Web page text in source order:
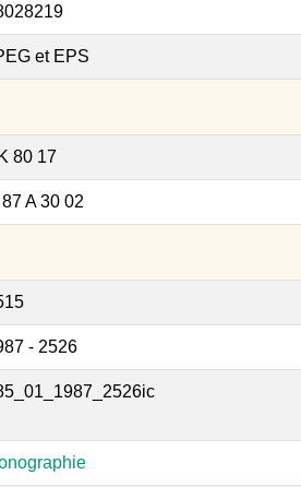
et EPS
80 17
87 A 30 02
- 2526